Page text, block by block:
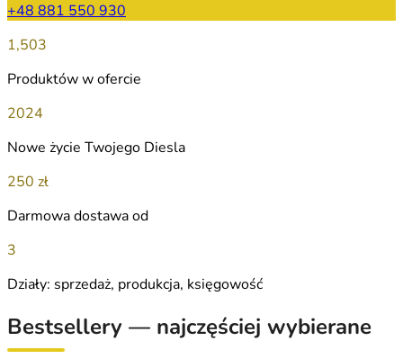
+48 881 550 930
1,503
Produktów w ofercie
2024
Nowe życie Twojego Diesla
250 zł
Darmowa dostawa od
3
Działy: sprzedaż, produkcja, księgowość
Bestsellery — najczęściej wybierane